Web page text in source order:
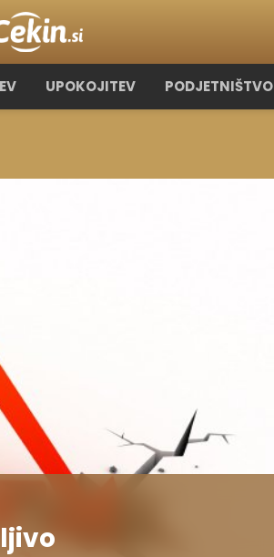
UPOKOJITEV PODJETNIŠTVO